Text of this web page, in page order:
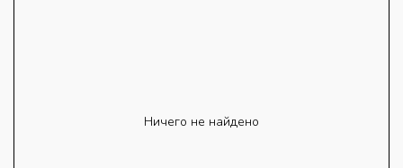
Ничего не найдено